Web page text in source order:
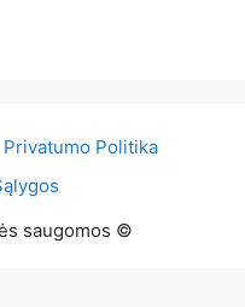
Privatumo Politika
saugomos ©